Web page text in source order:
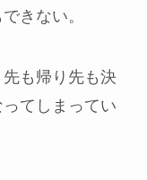
きない。
も帰り先も決
てしまってい